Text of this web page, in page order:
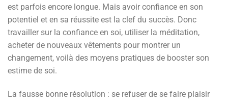
est parfois encore longue. Mais avoir confiance en son
potentiel et en sa réussite est la clef du succès. Donc
travailler sur la confiance en soi, utiliser la méditation,
acheter de nouveaux vêtements pour montrer un
changement, voilà des moyens pratiques de booster son
estime de soi.
La fausse bonne résolution : se refuser de se faire plaisir